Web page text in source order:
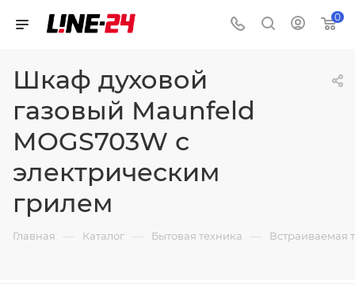
0
Шкаф духовой
газовый Maunfeld
MOGS703W с
электрическим
грилем
Главная — Каталог — Бытовая техника — Встраиваемая